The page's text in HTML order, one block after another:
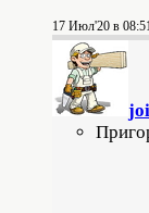
17 Июл'20 в 08:51